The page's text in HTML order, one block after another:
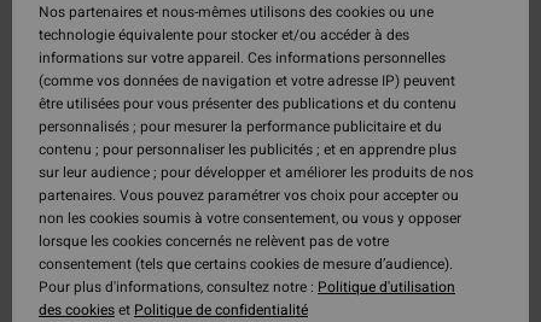
Nos partenaires et nous-mêmes utilisons des cookies ou une
technologie équivalente pour stocker et/ou accéder à des
informations sur votre appareil. Ces informations personnelles
(comme vos données de navigation et votre adresse IP) peuvent
être utilisées pour vous présenter des publications et du contenu
personnalisés ; pour mesurer la performance publicitaire et du
contenu ; pour personnaliser les publicités ; et en apprendre plus
sur leur audience ; pour développer et améliorer les produits de nos
partenaires. Vous pouvez paramétrer vos choix pour accepter ou
non les cookies soumis à votre consentement, ou vous y opposer
lorsque les cookies concernés ne relèvent pas de votre
consentement (tels que certains cookies de mesure d’audience).
Pour plus d'informations, consultez notre : Politique d'utilisation
des cookieset Politique de confidentialité